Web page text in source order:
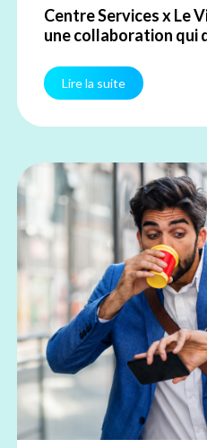
Centre Services x Le
une collaboration qui
Lire la suite